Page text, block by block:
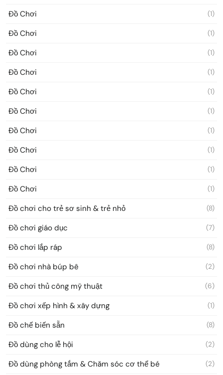
Đồ Chơi (1)
Đồ Chơi (1)
Đồ Chơi (1)
Đồ Chơi (1)
Đồ Chơi (1)
Đồ Chơi (1)
Đồ Chơi (1)
Đồ Chơi (1)
Đồ Chơi (1)
Đồ Chơi (1)
Đồ chơi cho trẻ sơ sinh & trẻ nhỏ (8)
Đồ chơi giáo dục (7)
Đồ chơi lắp ráp (8)
Đồ chơi nhà búp bê (2)
Đồ chơi thủ công mỹ thuật (6)
Đồ chơi xếp hình & xây dựng (1)
Đồ chế biến sẵn (8)
Đồ dùng cho lễ hội (2)
Đồ dùng phòng tắm & Chăm sóc cơ thể bé (2)